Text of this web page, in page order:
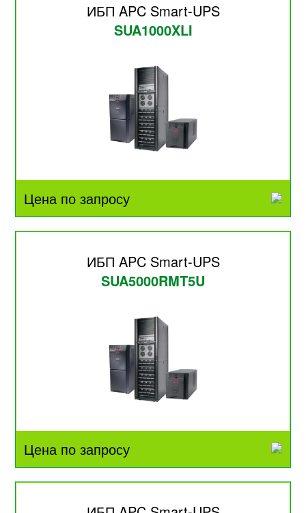
ИБП APC Smart-UPS
SUA1000XLI
Цена по запросу
ИБП APC Smart-UPS
SUA5000RMT5U
Цена по запросу